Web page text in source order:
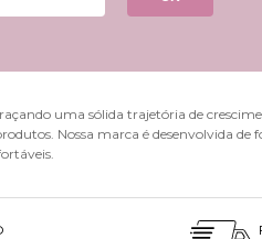
Seguir
Cuidar
uma sólida trajetória de
Nossa marca é desenvolvida